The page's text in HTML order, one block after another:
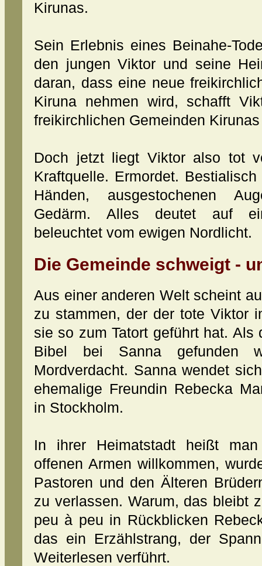
Kirunas.
Sein Erlebnis eines Beinahe-
den jungen Viktor und seine
daran, dass eine neue
Kiruna nehmen wird, schafft
freikirchlichen Gemeinden
Doch jetzt liegt Viktor also tot
Kraftquelle. Ermordet.
Händen, ausgestochenen
Gedärm. Alles deutet auf
beleuchtet vom ewigen Nordlicht.
Die Gemeinde schweigt -
Aus einer anderen Welt scheint
zu stammen, der der tote Viktor
sie so zum Tatort geführt hat. Als
Bibel bei Sanna gefunden
Mordverdacht. Sanna wendet
ehemalige Freundin Rebecka
in Stockholm.
In ihrer Heimatstadt heißt
offenen Armen willkommen,
Pastoren und den Älteren
zu verlassen. Warum, das bleibt
peu à peu in Rückblicken
das ein Erzählstrang, der
Weiterlesen verführt.